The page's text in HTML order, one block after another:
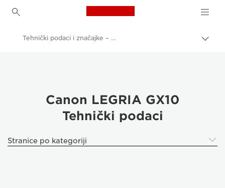
Canon Logo, back to
LEGRIA GX10
Tehnički podaci i značajke – Canon LEGRIA GX10
Canon LEGRIA GX10
Tehnički podaci
Stranice po kategoriji